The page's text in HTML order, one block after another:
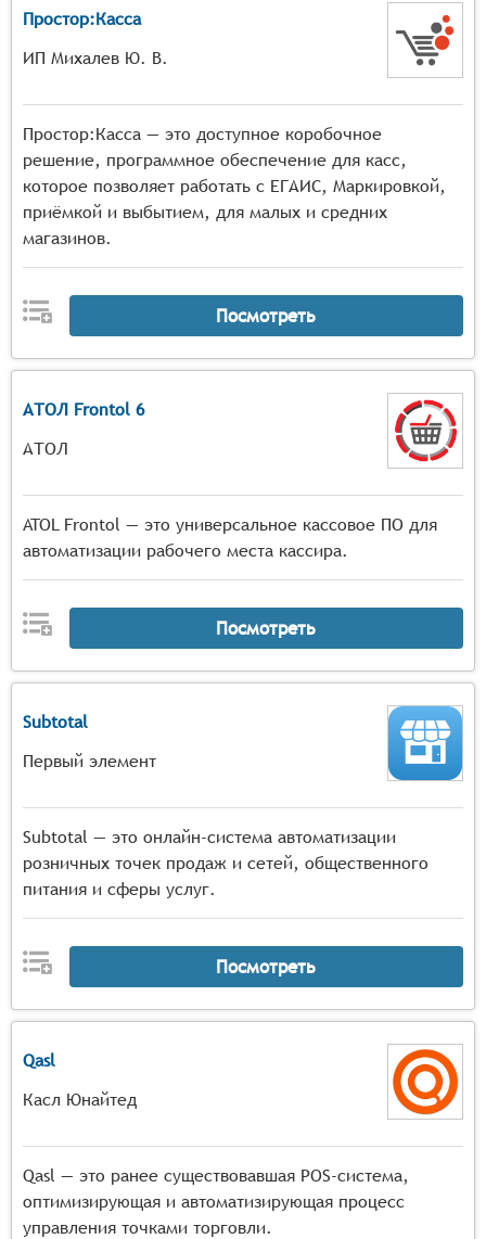
Простор:Касса
ИП Михалев Ю. В.
Простор:Касса — это доступное коробочное
решение, программное обеспечение для касс,
которое позволяет работать с ЕГАИС, Маркировкой,
приёмкой и выбытием, для малых и средних
магазинов.
Посмотреть
АТОЛ Frontol 6
АТОЛ
ATOL Frontol — это универсальное кассовое ПО для
автоматизации рабочего места кассира.
Посмотреть
Subtotal
Первый элемент
Subtotal — это онлайн-система автоматизации
розничных точек продаж и сетей, общественного
питания и сферы услуг.
Посмотреть
Qasl
Касл Юнайтед
Qasl — это ранее существовавшая POS-система,
оптимизирующая и автоматизирующая процесс
управления точками торговли.